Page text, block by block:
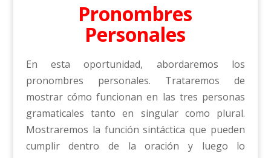
Pronombres
Personales
En esta oportunidad, abordaremos los
pronombres personales. Trataremos de
mostrar cómo funcionan en las tres personas
gramaticales tanto en singular como plural.
Mostraremos la función sintáctica que pueden
cumplir dentro de la oración y luego lo